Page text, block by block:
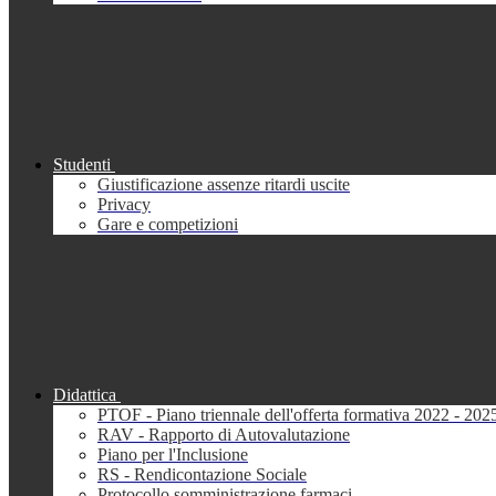
Studenti
Giustificazione assenze ritardi uscite
Privacy
Gare e competizioni
Didattica
PTOF - Piano triennale dell'offerta formativa 2022 -
RAV - Rapporto di Autovalutazione
Piano per l'Inclusione
RS - Rendicontazione Sociale